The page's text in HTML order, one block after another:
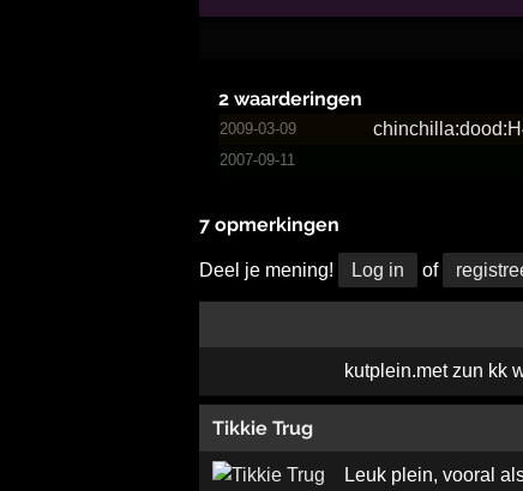
2 waarderingen
2009-03-09
2007-09-11
7 opmerkingen
Deel je mening! Log in of
kutplein.met zun kk
Tikkie Trug
Leuk plein, vooral